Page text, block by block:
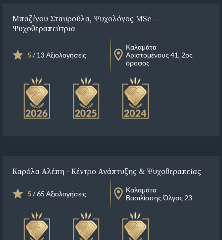
Μπαζίγου Σταυρούλα, Ψυχολόγος MSc -
Ψυχοθεραπεύτρια
5/ 13 Αξιολογήσεις
Καλαμάτα
Αριστομένους 41, 2ος
όροφος
Καρόλα Αλέπη - Κέντρο Ανάπτυξης & Ψυχοθεραπείας
5/ 65 Αξιολογήσεις
Καλαμάτα
Βασιλίσσης Όλγας 23